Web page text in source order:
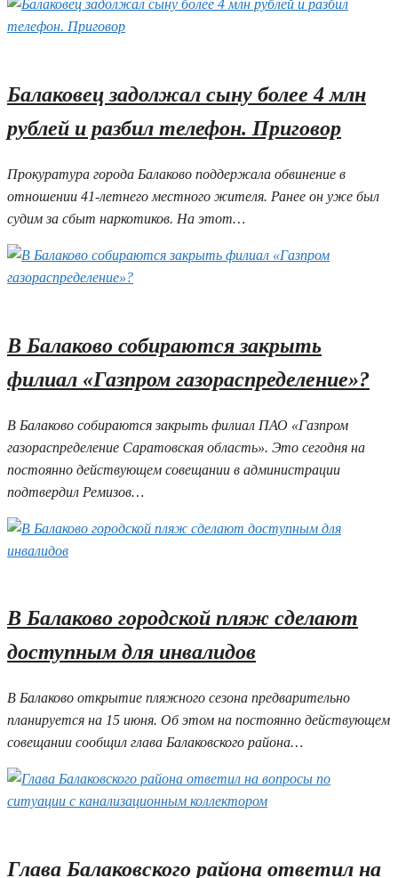
Балаковец задолжал сыну более 4 млн
рублей и разбил телефон. Приговор
Прокуратура города Балаково поддержала обвинение в
отношении 41-летнего местного жителя. Ранее он уже был
судим за сбыт наркотиков. На этот…
В Балаково собираются закрыть
филиал «Газпром газораспределение»?
В Балаково собираются закрыть филиал ПАО «Газпром
газораспределение Саратовская область». Это сегодня на
постоянно действующем совещании в администрации
подтвердил Ремизов…
В Балаково городской пляж сделают
доступным для инвалидов
В Балаково открытие пляжного сезона предварительно
планируется на 15 июня. Об этом на постоянно действующем
совещании сообщил глава Балаковского района…
Глава Балаковского района ответил на